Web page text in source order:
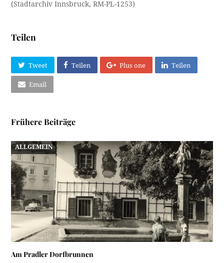
(Stadtarchiv Innsbruck, RM-PL-1253)
Teilen
Tweet Teilen Plus one Teilen
Email
Frühere Beiträge
ALLGEMEIN
Am Pradler Dorfbrunnen